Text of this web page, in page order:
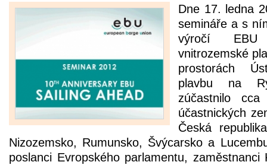
Dne 17. ledna
semináře a s
výročí EBU
vnitrozemské
prostorách
plavbu na
zúčastnilo
účastnických
Česká
Nizozemsko, Rumunsko, Švýcarsko a
poslanci Evropského parlamentu, zaměstnanci